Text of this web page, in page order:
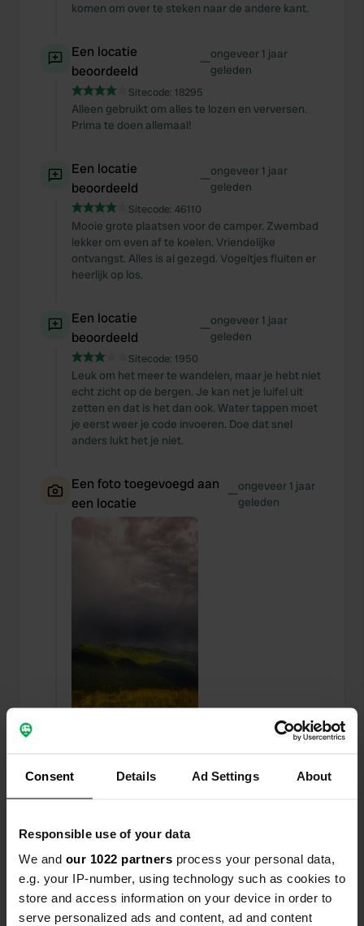
Consent Details Ad Settings About
Responsible use of your data
We and our 1022 partners process your personal data,
e.g. your IP-number, using technology such as cookies to
store and access information on your device in order to
serve personalized ads and content, ad and content
komen om over te steken naar de andere kant.
Een locatie
beoordeeld
—ongeveer 1 jaar
geleden
Sitecode: 18295
Alleen gebruikt om alles te lozen en verversen.
Prima te doen allemaal!
Een locatie
beoordeeld
—ongeveer 1 jaar
geleden
Sitecode: 46110
Mooie grote plaatsen voor de camper. Zwembad
lekker om even af te koelen. Vriendelijke
ontvangst. Alles is al gezegd. Vogeltjes fluiten er
heerlijk op los.
Een locatie
beoordeeld
—ongeveer 1 jaar
geleden
Sitecode: 1950
Leuk om het meer te wandelen, maar je hebt niet
echt zicht op de bergen. Je kan net je luifel uit
zetten en dat is het dan ook. Water tappen moet
je eerst weer je code invoeren. Doe dat snel
anders lukt het je niet.
Een foto toegevoegd aan
een locatie
—ongeveer 1 jaar
geleden
Een foto toegevoegd aan
—ongeveer 1 jaar